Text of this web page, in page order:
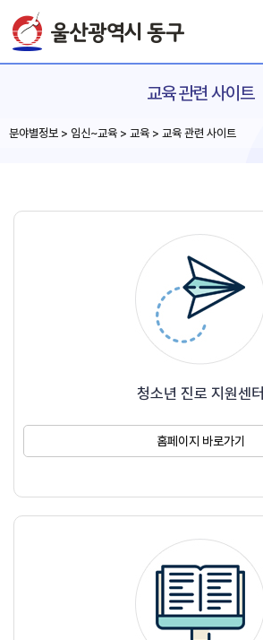
교육 관련 사이트
분야별정보 > 임신~교육 > 교육 > 교육 관련 사이트
청소년 진로 지원센터
홈페이지 바로가기